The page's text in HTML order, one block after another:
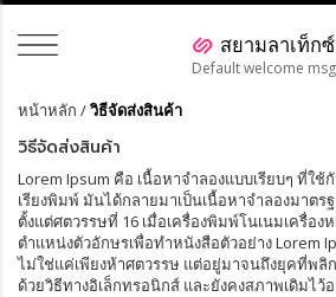
Default welcome
หน้าหลัก /วิธีจัดส่งสินค้า
วิธีจัดส่งสินค้า
Lorem Ipsum คือ เนื้อหาจำลองแบบเรียบๆ ที่ใ
เรียงพิมพ์ มันได้กลายมาเป็นเนื้อหาจำลองมาตร
ตั้งแต่ศตวรรษที่ 16 เมื่อเครื่องพิมพ์โนเนมเครื่อ
ตำแหน่งตัวอักษรเพื่อทำหนังสือตัวอย่าง Lorem
ไม่ใช่แค่เพียงห้าศตวรรษ แต่อยู่มาจนถึงยุคที่พลิ
ด้วยวิธีทางอิเล็กทรอนิกส์ และยังคงสภาพเดิมไว้